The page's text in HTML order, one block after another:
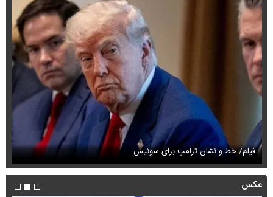
فیلم/ خط و نشان ترامپ برای سوئیس
عکس